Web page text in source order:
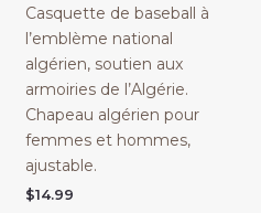
Casquette de baseball à
l’emblème national
algérien, soutien aux
armoiries de l’Algérie.
Chapeau algérien pour
femmes et hommes,
ajustable.
$14.99